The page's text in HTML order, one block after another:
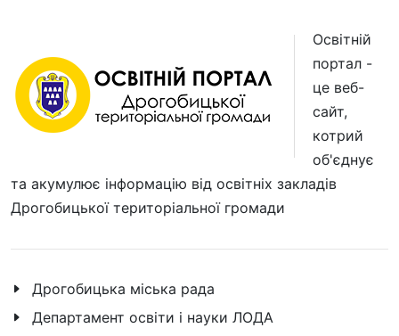
Освітній
портал -
це веб-
сайт,
котрий
об'єднує
та акумулює інформацію від освітніх закладів
Дрогобицької територіальної громади
Дрогобицька міська рада
Департамент освіти і науки ЛОДА